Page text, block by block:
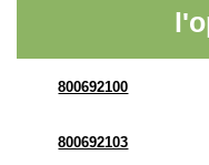
800692100
800692103